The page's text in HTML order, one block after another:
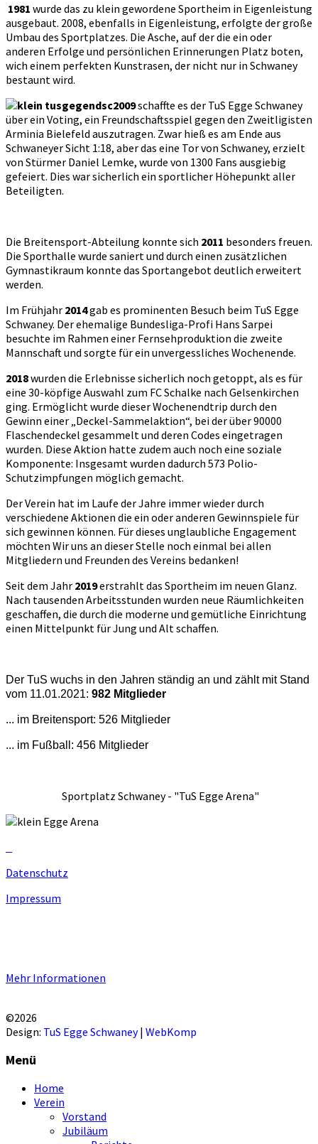
1981 wurde das zu klein gewordene Sportheim in Eigenleistung
ausgebaut. 2008, ebenfalls in Eigenleistung, erfolgte der große
Umbau des Sportplatzes. Die Asche, auf der die ein oder
anderen Erfolge und persönlichen Erinnerungen Platz boten,
wich einem perfekten Kunstrasen, der nicht nur in Schwaney
bestaunt wird.
2009schaffte es der TuS Egge Schwaney
über ein Voting, ein Freundschaftsspiel gegen den Zweitligisten
Arminia Bielefeld auszutragen. Zwar hieß es am Ende aus
Schwaneyer Sicht 1:18, aber das eine Tor von Schwaney, erzielt
von Stürmer Daniel Lemke, wurde von 1300 Fans ausgiebig
gefeiert. Dies war sicherlich ein sportlicher Höhepunkt aller
Beteiligten.
Die Breitensport-Abteilung konnte sich 2011 besonders freuen.
Die Sporthalle wurde saniert und durch einen zusätzlichen
Gymnastikraum konnte das Sportangebot deutlich erweitert
werden.
Im Frühjahr 2014gab es prominenten Besuch beim TuS Egge
Schwaney. Der ehemalige Bundesliga-Profi Hans Sarpei
besuchte im Rahmen einer Fernsehproduktion die zweite
Mannschaft und sorgte für ein unvergessliches Wochenende.
2018wurden die Erlebnisse sicherlich noch getoppt, als es für
eine 30-köpfige Auswahl zum FC Schalke nach Gelsenkirchen
ging. Ermöglicht wurde dieser Wochenendtrip durch den
Gewinn einer „Deckel-Sammelaktion“, bei der über 90000
Flaschendeckel gesammelt und deren Codes eingetragen
wurden. Diese Aktion hatte zudem auch noch eine soziale
Komponente: Insgesamt wurden dadurch 573 Polio-
Schutzimpfungen möglich gemacht.
Der Verein hat im Laufe der Jahre immer wieder durch
verschiedene Aktionen die ein oder anderen Gewinnspiele für
sich gewinnen können. Für dieses unglaubliche Engagement
möchten Wir uns an dieser Stelle noch einmal bei allen
Mitgliedern und Freunden des Vereins bedanken!
Seit dem Jahr 2019erstrahlt das Sportheim im neuen Glanz.
Nach tausenden Arbeitsstunden wurden neue Räumlichkeiten
geschaffen, die durch die moderne und gemütliche Einrichtung
einen Mittelpunkt für Jung und Alt schaffen.
Der TuS wuchs in den Jahren ständig an und zählt mit Stand
vom 11.01.2021: 982 Mitglieder
... im Breitensport: 526 Mitglieder
... im Fußball: 456 Mitglieder
Sportplatz Schwaney - "TuS Egge Arena"
Datenschutz
Impressum
Mehr Informationen
©2026
Design: TuS Egge Schwaney| WebKomp
Menü
Home
Verein
Vorstand
Jubiläum